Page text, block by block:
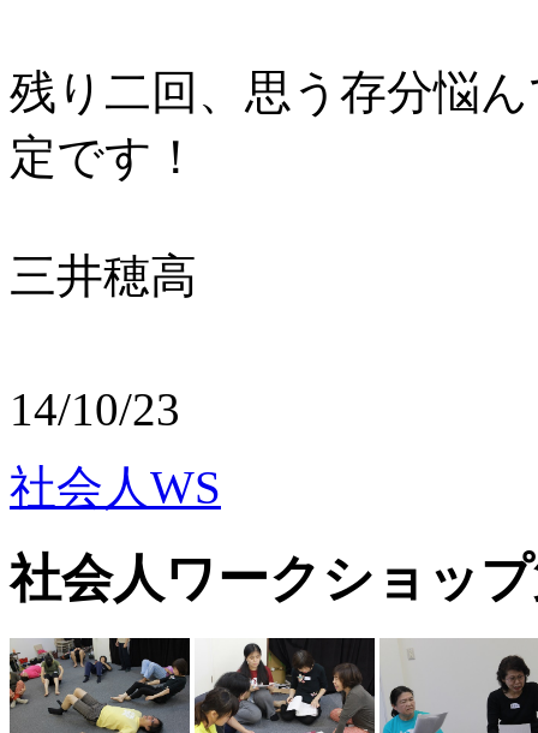
残り二回、思う存分悩
定です！
三井穂高
14/10/23
社会人WS
社会人ワークショッ